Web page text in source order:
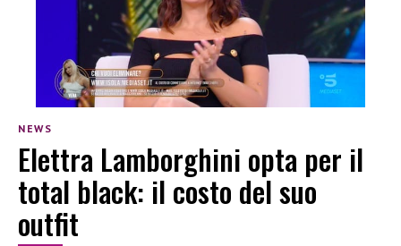
NEWS
Elettra Lamborghini opta per il
total black: il costo del suo
outfit